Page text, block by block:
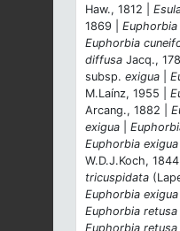
Haw., 1812 |
1869 |
Euphorbia
diffusa Jacq.,
subsp. exigua
M.Laínz, 1955 |
Arcang., 1882 |
exigua
Euphorbia exigua
W.D.J.Koch, 1844
tricuspidata
Euphorbia exigua
Euphorbia retusa
Euphorbia retusa